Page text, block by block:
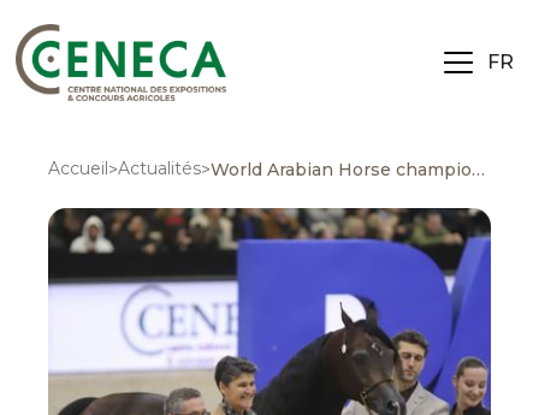
FR
Accueil>Actualités> World Arabian Horse championship Supreme 2026